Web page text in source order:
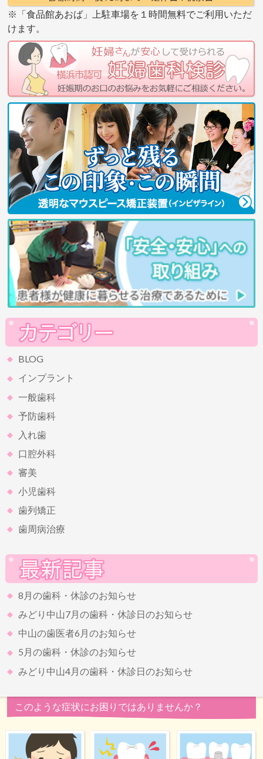
※「食品館あおば」上駐車場を１時間無料でご利用いただ
けます。
BLOG
インプラント
一般歯科
予防歯科
入れ歯
口腔外科
審美
小児歯科
歯列矯正
歯周病治療
8月の歯科・休診のお知らせ
みどり中山7月の歯科・休診日のお知らせ
中山の歯医者6月のお知らせ
5月の歯科・休診のお知らせ
みどり中山4月の歯科・休診日のお知らせ
このような症状にお困りではありませんか？